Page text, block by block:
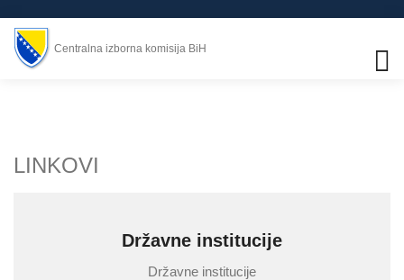
Centralna izborna komisija BiH
LINKOVI
Državne institucije
Državne institucije